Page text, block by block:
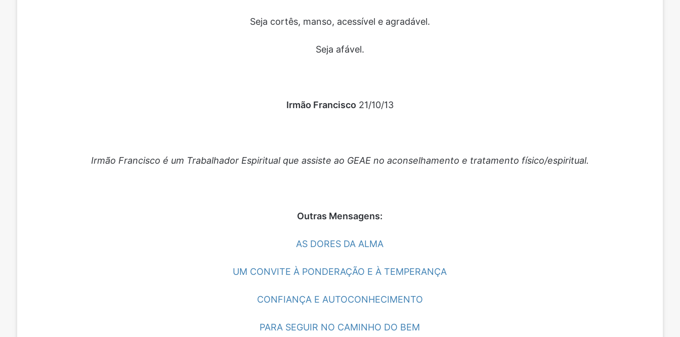
Seja cortês, manso, acessível e agradável.
Seja afável.
Irmão Francisco 21/10/13
Irmão Francisco é um Trabalhador Espiritual que assiste ao GEAE no aconselhamento e tratamento físico/espiritual.
Outras Mensagens:
AS DORES DA ALMA
UM CONVITE À PONDERAÇÃO E À TEMPERANÇA
CONFIANÇA E AUTOCONHECIMENTO
PARA SEGUIR NO CAMINHO DO BEM